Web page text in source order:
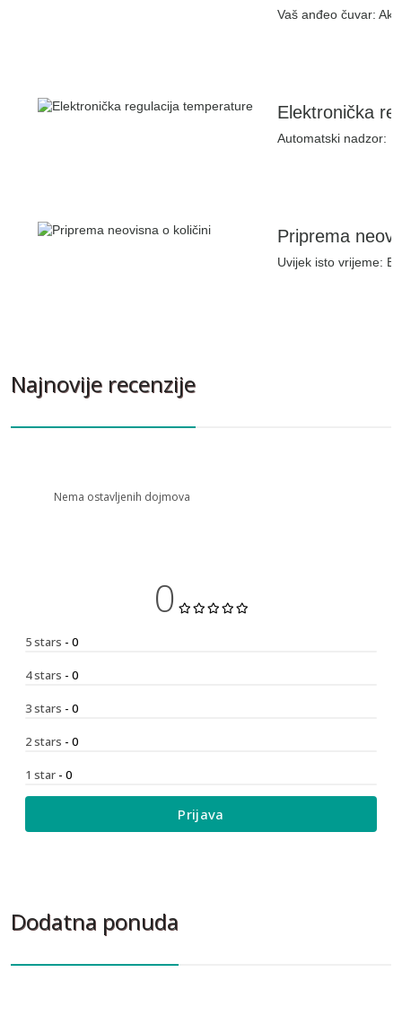
Vaš anđeo čuvar:
Elektronička
Automatski nadzor:
Priprema
Uvijek isto vrijeme:
Najnovije recenzije
Nema ostavljenih dojmova
0
5 stars - 0
4 stars - 0
3 stars - 0
2 stars - 0
1 star - 0
Prijava
Dodatna ponuda